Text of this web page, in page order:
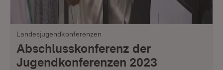
Landesjugendkonferenzen
Abschlusskonferenz der
Jugendkonferenzen 2023